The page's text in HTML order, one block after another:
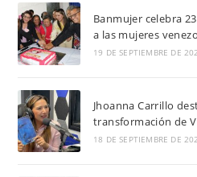
Banmujer celebra
a las mujeres
19 DE SEPTIEMBRE DE
Jhoanna Carrillo
transformación de
18 DE SEPTIEMBRE DE